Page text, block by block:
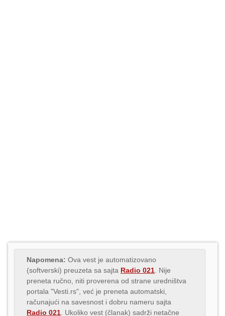
Napomena: Ova vest je automatizovano
(softverski) preuzeta sa sajta Radio 021 . Nije
preneta ručno, niti proverena od strane uredništva
portala "Vesti.rs", već je preneta automatski,
računajući na savesnost i dobru nameru sajta
Radio 021 . Ukoliko vest (članak) sadrži netačne